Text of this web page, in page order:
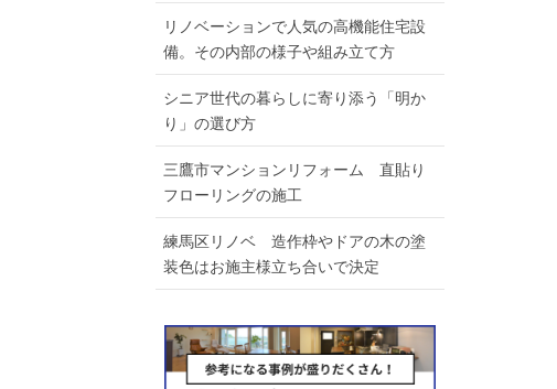
リノベーションで人気の高機能住宅設
備。その内部の様子や組み立て方
シニア世代の暮らしに寄り添う「明か
り」の選び方
三鷹市マンションリフォーム 直貼り
フローリングの施工
練馬区リノベ 造作枠やドアの木の塗
装色はお施主様立ち合いで決定